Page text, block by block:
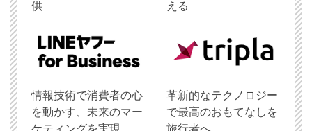
供 える
情報技術で消費者の心
を動かす、未来のマー
ケティングを実現。
革新的なテクノロジー
で最高のおもてなしを
旅行者へ